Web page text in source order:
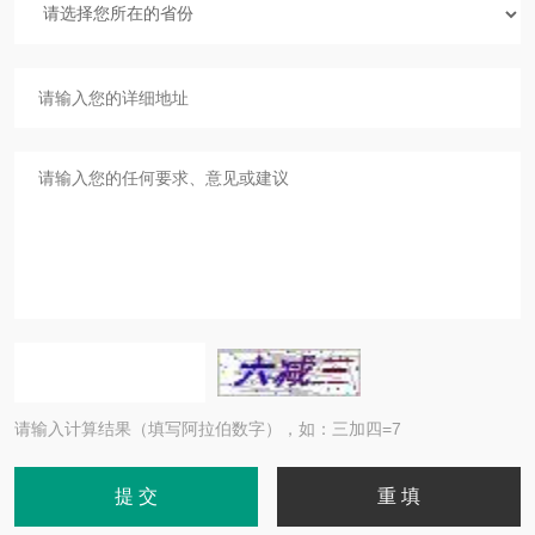
请输入计算结果（填写阿拉伯数字），如：三加四=7